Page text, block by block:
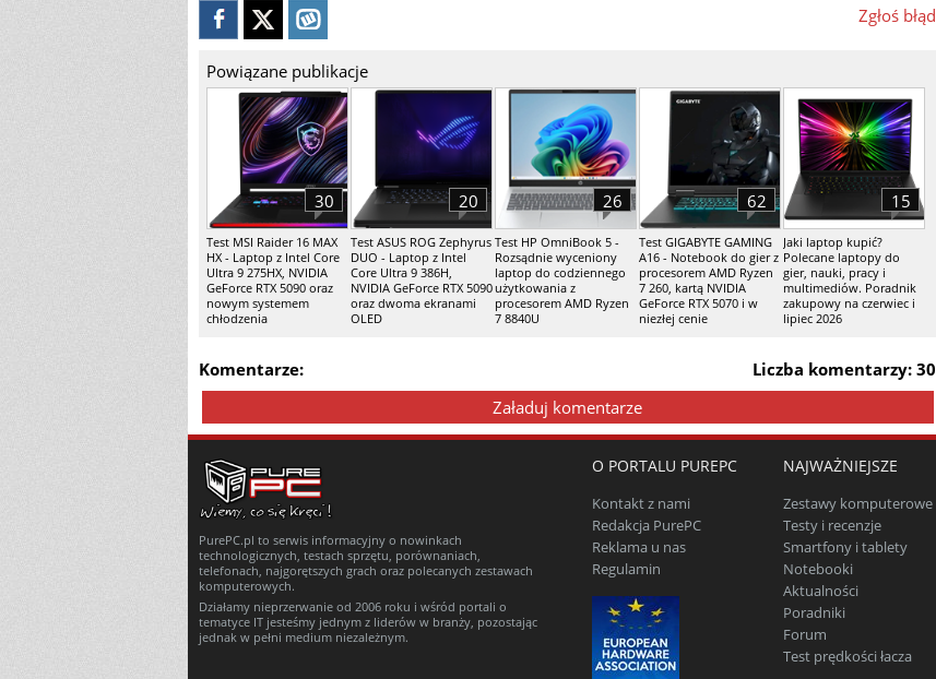
Zgłoś błąd
Powiązane publikacje
Test MSI Raider 16 MAX
HX - Laptop z Intel Core
Ultra 9 275HX, NVIDIA
GeForce RTX 5090 oraz
nowym systemem
chłodzenia
30
Test ASUS ROG Zephyrus
DUO - Laptop z Intel
Core Ultra 9 386H,
NVIDIA GeForce RTX 5090
oraz dwoma ekranami
OLED
20
Test HP OmniBook 5 -
Rozsądnie wyceniony
laptop do codziennego
użytkowania z
procesorem AMD Ryzen
7 8840U
26
Test GIGABYTE GAMING
A16 - Notebook do gier z
procesorem AMD Ryzen
7 260, kartą NVIDIA
GeForce RTX 5070 i w
niezłej cenie
62
Jaki laptop kupić?
Polecane laptopy do
gier, nauki, pracy i
multimediów. Poradnik
zakupowy na czerwiec i
lipiec 2026
15
Liczba komentarzy: 30
Komentarze:
Załaduj komentarze
PurePC.pl to serwis informacyjny o nowinkach
technologicznych, testach sprzętu, porównaniach,
telefonach, najgorętszych grach oraz polecanych zestawach
komputerowych.
Działamy nieprzerwanie od 2006 roku i wśród portali o
tematyce IT jesteśmy jednym z liderów w branży, pozostając
jednak w pełni medium niezależnym.
O PORTALU PUREPC
Kontakt z nami
Redakcja PurePC
Reklama u nas
Regulamin
NAJWAŻNIEJSZE
Zestawy komputerowe
Testy i recenzje
Smartfony i tablety
Notebooki
Aktualności
Poradniki
Forum
Test prędkości łacza